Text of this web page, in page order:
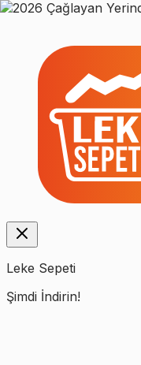
Leke Sepeti
Şimdi İndirin!